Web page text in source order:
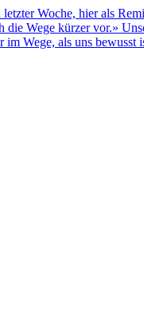
Woche, hier als
die Wege kürzer vor.»
im Wege, als uns bewusst